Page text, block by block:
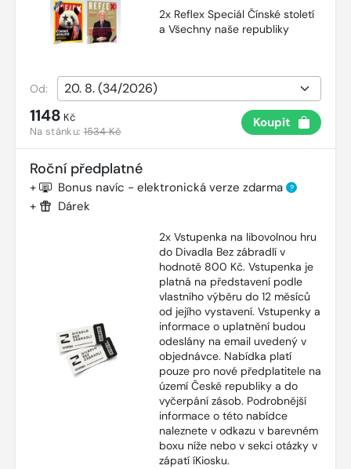
2x Reflex Speciál Čínské století
a Všechny naše republiky
Od:
1148 Kč
Na stánku:1534 Kč
Koupit
Roční předplatné
+ Bonus navíc - elektronická verze zdarma ?
+ Dárek
2x Vstupenka na libovolnou hru
do Divadla Bez zábradlí v
hodnotě 800 Kč. Vstupenka je
platná na představení podle
vlastního výběru do 12 měsíců
od jejího vystavení. Vstupenky a
informace o uplatnění budou
odeslány na email uvedený v
objednávce. Nabídka platí
pouze pro nové předplatitele na
území České republiky a do
vyčerpání zásob. Podrobnější
informace o této nabídce
naleznete v odkazu v barevném
boxu níže nebo v sekci otázky v
zápatí íKiosku.